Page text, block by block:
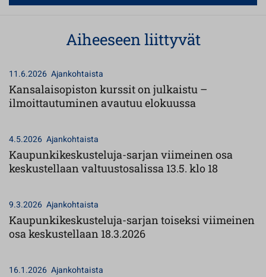
Aiheeseen liittyvät
11.6.2026 Ajankohtaista
Kansalaisopiston kurssit on julkaistu –
ilmoittautuminen avautuu elokuussa
4.5.2026 Ajankohtaista
Kaupunkikeskusteluja-sarjan viimeinen osa
keskustellaan valtuustosalissa 13.5. klo 18
9.3.2026 Ajankohtaista
Kaupunkikeskusteluja-sarjan toiseksi viimeinen
osa keskustellaan 18.3.2026
16.1.2026 Ajankohtaista